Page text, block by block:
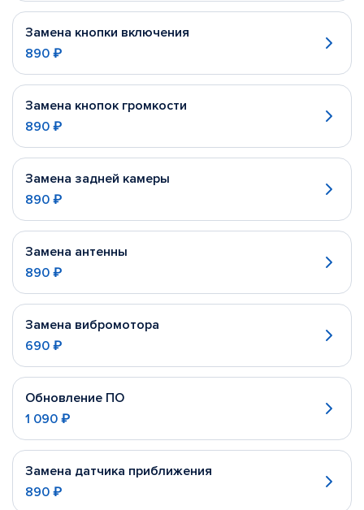
Замена кнопки включения
890 ₽
Замена кнопок громкости
890 ₽
Замена задней камеры
890 ₽
Замена антенны
890 ₽
Замена вибромотора
690 ₽
Обновление ПО
1 090 ₽
Замена датчика приближения
890 ₽